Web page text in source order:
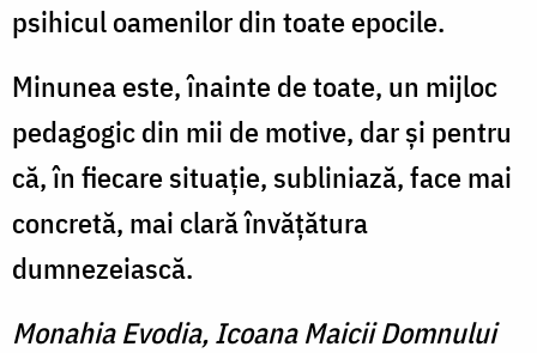
psihicul oamenilor din toate epocile.
Minunea este, înainte de toate, un mijloc
pedagogic din mii de motive, dar şi pentru
că, în fiecare situaţie, subliniază, face mai
concretă, mai clară învăţătura
dumnezeiască.
Monahia Evodia, Icoana Maicii Domnului